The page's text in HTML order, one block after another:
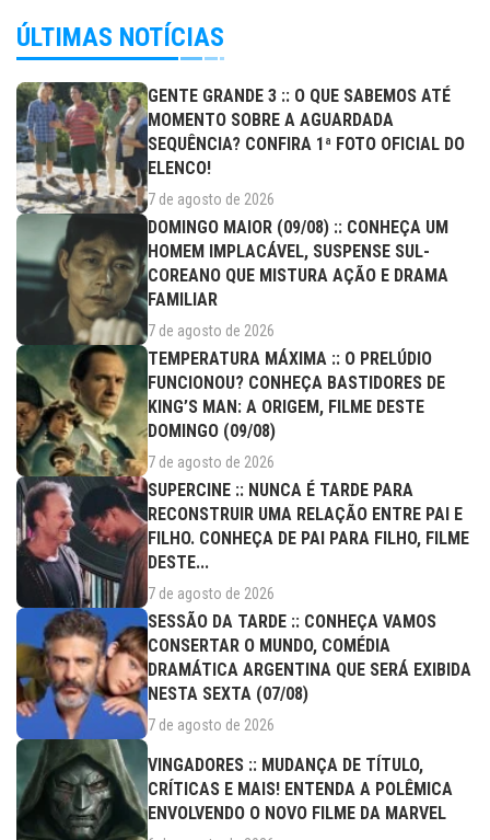
ÚLTIMAS NOTÍCIAS
GENTE GRANDE 3 :: O QUE SABEMOS ATÉ
MOMENTO SOBRE A AGUARDADA
SEQUÊNCIA? CONFIRA 1ª FOTO OFICIAL DO
ELENCO!
7 de agosto de 2026
DOMINGO MAIOR (09/08) :: CONHEÇA UM
HOMEM IMPLACÁVEL, SUSPENSE SUL-
COREANO QUE MISTURA AÇÃO E DRAMA
FAMILIAR
7 de agosto de 2026
TEMPERATURA MÁXIMA :: O PRELÚDIO
FUNCIONOU? CONHEÇA BASTIDORES DE
KING’S MAN: A ORIGEM, FILME DESTE
DOMINGO (09/08)
7 de agosto de 2026
SUPERCINE :: NUNCA É TARDE PARA
RECONSTRUIR UMA RELAÇÃO ENTRE PAI E
FILHO. CONHEÇA DE PAI PARA FILHO, FILME
DESTE...
7 de agosto de 2026
SESSÃO DA TARDE :: CONHEÇA VAMOS
CONSERTAR O MUNDO, COMÉDIA
DRAMÁTICA ARGENTINA QUE SERÁ EXIBIDA
NESTA SEXTA (07/08)
7 de agosto de 2026
VINGADORES :: MUDANÇA DE TÍTULO,
CRÍTICAS E MAIS! ENTENDA A POLÊMICA
ENVOLVENDO O NOVO FILME DA MARVEL